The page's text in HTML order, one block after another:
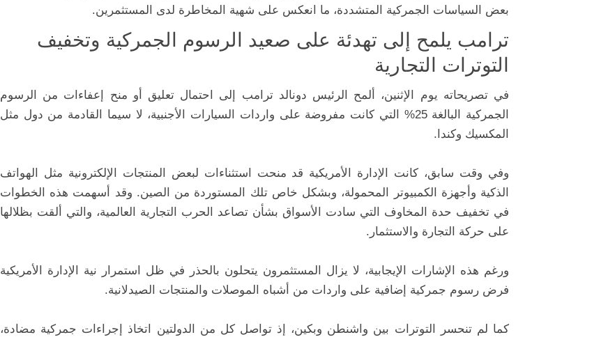
بعض السياسات الجمركية المتشددة، ما انعكس على شهية المخاطرة لدى المستثمرين.
ترامب يلمح إلى تهدئة على صعيد الرسوم الجمركية وتخفيف
التوترات التجارية
في تصريحاته يوم الإثنين، ألمح الرئيس دونالد ترامب إلى احتمال تعليق أو منح إعفاءات من الرسوم
الجمركية البالغة 25% التي كانت مفروضة على واردات السيارات الأجنبية، لا سيما القادمة من دول مثل
المكسيك وكندا.
وفي وقت سابق، كانت الإدارة الأمريكية قد منحت استثناءات لبعض المنتجات الإلكترونية مثل الهواتف
الذكية وأجهزة الكمبيوتر المحمولة، وبشكل خاص تلك المستوردة من الصين. وقد أسهمت هذه الخطوات
في تخفيف حدة المخاوف التي سادت الأسواق بشأن تصاعد الحرب التجارية العالمية، والتي ألقت بظلالها
على حركة التجارة والاستثمار.
ورغم هذه الإشارات الإيجابية، لا يزال المستثمرون يتحلون بالحذر في ظل استمرار نية الإدارة الأمريكية
فرض رسوم جمركية إضافية على واردات من أشباه الموصلات والمنتجات الصيدلانية.
كما لم تنحسر التوترات بين واشنطن وبكين، إذ تواصل كل من الدولتين اتخاذ إجراءات جمركية مضادة،